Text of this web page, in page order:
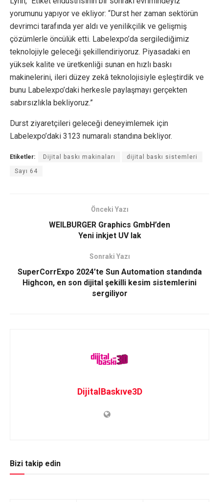
yorumunu yapıyor ve ekliyor: “Durst her zaman sektörün
devrimci tarafında yer aldı ve yenilikçilik ve gelişmiş
çözümlerle öncülük etti. Labelexpo’da sergilediğimiz
teknolojiyle geleceği şekillendiriyoruz. Piyasadaki en
yüksek kalite ve üretkenliği sunan en hızlı baskı
makinelerini, ileri düzey zekâ teknolojisiyle eşleştirdik ve
bunu Labelexpo’daki herkesle paylaşmayı gerçekten
sabırsızlıkla bekliyoruz.”
Durst ziyaretçileri geleceği deneyimlemek için
Labelexpo’daki 3123 numaralı standına bekliyor.
Etiketler: Dijital baskı makinaları dijital baskı sistemleri
Sayı 64
Önceki Yazı
WEILBURGER Graphics GmbH’den
Yeni inkjet UV lak
Sonraki Yazı
SuperCorrExpo 2024’te Sun Automation standında
Highcon, en son dijital şekilli kesim sistemlerini
sergiliyor
DijitalBaskıve3D
Bizi takip edin